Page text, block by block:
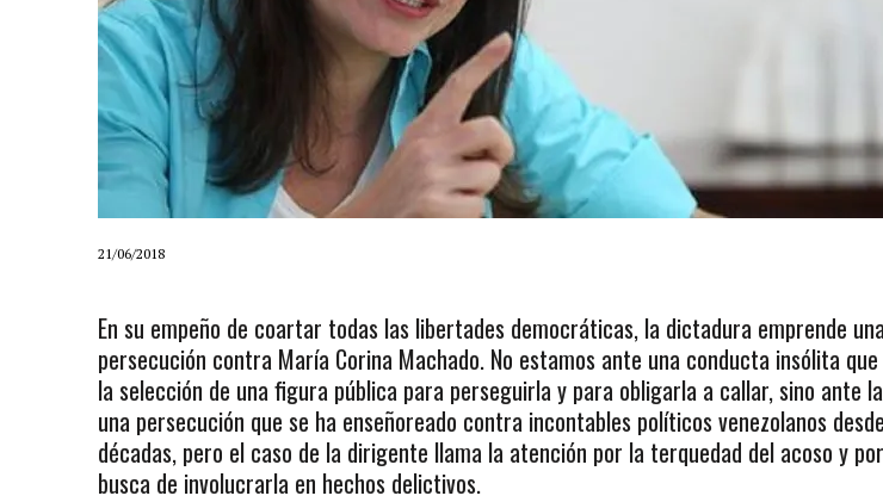
21/06/2018
En su empeño de coartar todas las libertades democráticas, la dictadura emprende
persecución contra María Corina Machado. No estamos ante una conducta insólita
la selección de una figura pública para perseguirla y para obligarla a callar, sino ante
una persecución que se ha enseñoreado contra incontables políticos venezolanos
décadas, pero el caso de la dirigente llama la atención por la terquedad del acoso y
busca de involucrarla en hechos delictivos.